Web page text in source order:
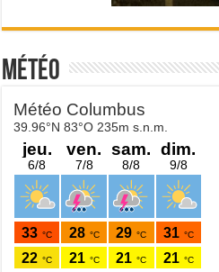
Météo